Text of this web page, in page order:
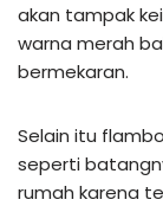
akan tampak
warna merah
bermekaran.
Selain itu
seperti
rumah karena